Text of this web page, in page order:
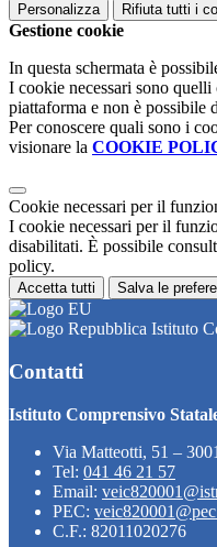
Personalizza Rifiuta tutti i
Gestione cookie
In questa schermata è
I cookie necessari sono
piattaforma e non è possibile
Per conoscere quali sono i
visionare la COOKIE
Cookie necessari per il
I cookie necessari per il
disabilitati. È possibile
policy.
Accetta tutti Salva le
Istituto
Contatti
Istituto Comprensivo
Via Matteotti, 51 –
Tel: 041 46 21 57
Email:
PEC:
C.F.: 82011020276